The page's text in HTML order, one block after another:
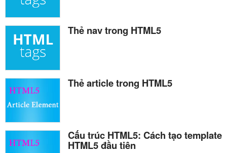
Thẻ nav trong HTML5
Thẻ article trong HTML5
Cấu trúc HTML5: Cách tạo template
HTML5 đầu tiên